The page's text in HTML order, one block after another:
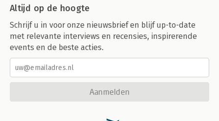
Altijd op de hoogte
Schrijf u in voor onze nieuwsbrief en blijf up-to-date
met relevante interviews en recensies, inspirerende
events en de beste acties.
Aanmelden